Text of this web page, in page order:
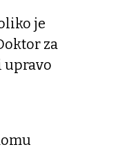
je
za
upravo